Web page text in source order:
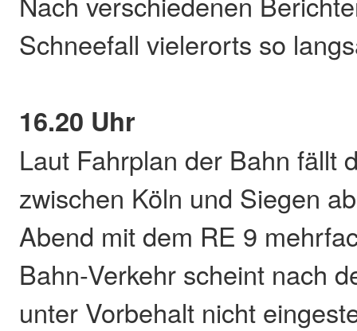
Schneefall vielerorts so
16.20 Uhr
Laut Fahrplan der Bahn fällt
zwischen Köln und Siegen
Abend mit dem RE 9
Bahn-Verkehr scheint nach
unter Vorbehalt nicht